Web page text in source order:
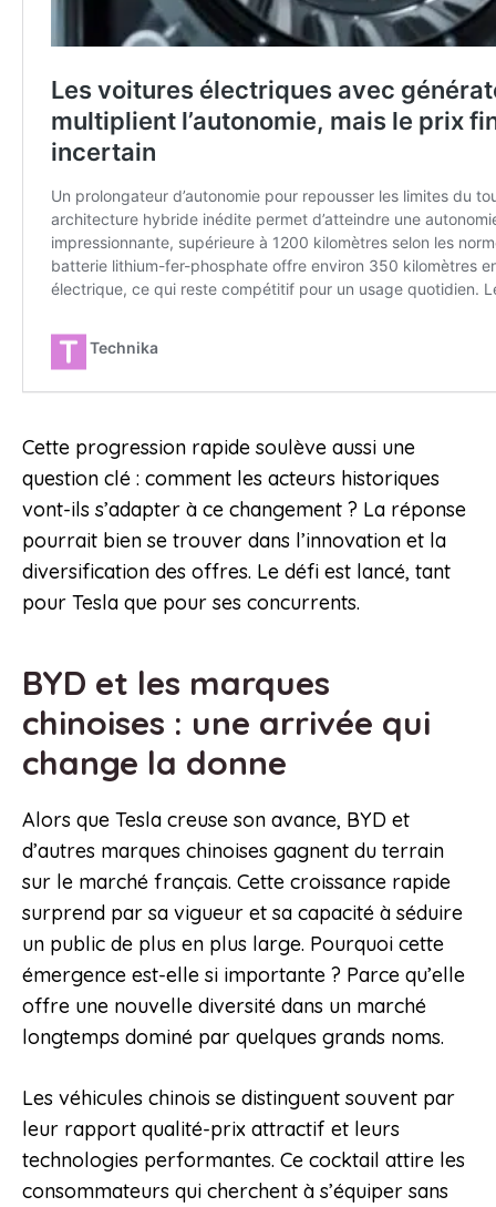
Cette progression rapide soulève aussi une
question clé : comment les acteurs historiques
vont-ils s’adapter à ce changement ? La réponse
pourrait bien se trouver dans l’innovation et la
diversification des offres. Le défi est lancé, tant
pour Tesla que pour ses concurrents.
BYD et les marques
chinoises : une arrivée qui
change la donne
Alors que Tesla creuse son avance, BYD et
d’autres marques chinoises gagnent du terrain
sur le marché français. Cette croissance rapide
surprend par sa vigueur et sa capacité à séduire
un public de plus en plus large. Pourquoi cette
émergence est-elle si importante ? Parce qu’elle
offre une nouvelle diversité dans un marché
longtemps dominé par quelques grands noms.
Les véhicules chinois se distinguent souvent par
leur rapport qualité-prix attractif et leurs
technologies performantes. Ce cocktail attire les
consommateurs qui cherchent à s’équiper sans